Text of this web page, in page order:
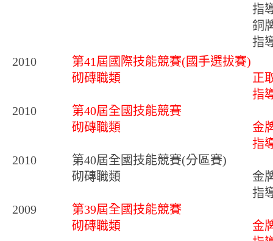
指
銅
指
2010
第41屆國際技能競賽(國手選拔賽)
砌磚職類
正
指
2010
第40屆全國技能競賽
砌磚職類
金
指
2010
第40屆全國技能競賽(分區賽)
砌磚職類
金
指
2009
第39屆全國技能競賽
砌磚職類
金